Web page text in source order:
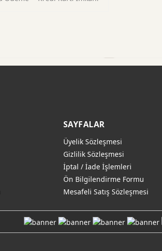
SAYFALAR
Üyelik Sözleşmesi
Gizlilik Sözleşmesi
İptal / İade İşlemleri
Ön Bilgilendirme Formu
Mesafeli Satış Sözleşmesi